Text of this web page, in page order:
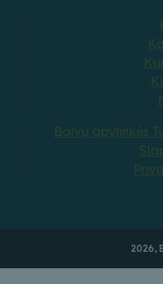
Balvų apylinkės
2026,